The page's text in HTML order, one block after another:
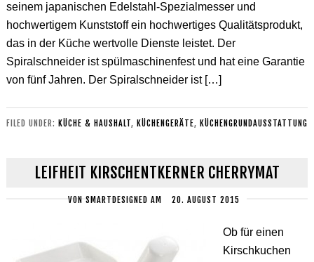
seinem japanischen Edelstahl-Spezialmesser und
hochwertigem Kunststoff ein hochwertiges Qualitätsprodukt,
das in der Küche wertvolle Dienste leistet. Der
Spiralschneider ist spülmaschinenfest und hat eine Garantie
von fünf Jahren. Der Spiralschneider ist […]
FILED UNDER: KÜCHE & HAUSHALT, KÜCHENGERÄTE, KÜCHENGRUNDAUSSTATTUNG
LEIFHEIT KIRSCHENTKERNER CHERRYMAT
VON SMARTDESIGNED AM 20. AUGUST 2015
Ob für einen
Kirschkuchen